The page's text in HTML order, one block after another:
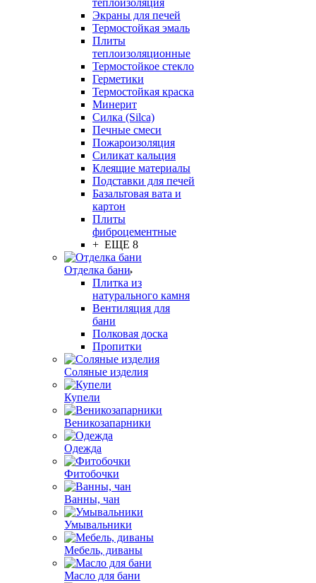
теплоизоляция
Экраны для печей
Термостойкая эмаль
Плиты
теплоизоляционные
Термостойкое стекло
Герметики
Термостойкая краска
Минерит
Силка (Silca)
Печные смеси
Пожароизоляция
Силикат кальция
Клеящие материалы
Подставки для печей
Базальтовая вата и
картон
Плиты
фиброцементные
+ ЕЩЕ 8
Отделка бани
Плитка из
натурального камня
Вентиляция для
бани
Полковая доска
Пропитки
Соляные изделия
Купели
Веникозапарники
Одежда
Фитобочки
Ванны, чан
Умывальники
Мебель, диваны
Масло для бани